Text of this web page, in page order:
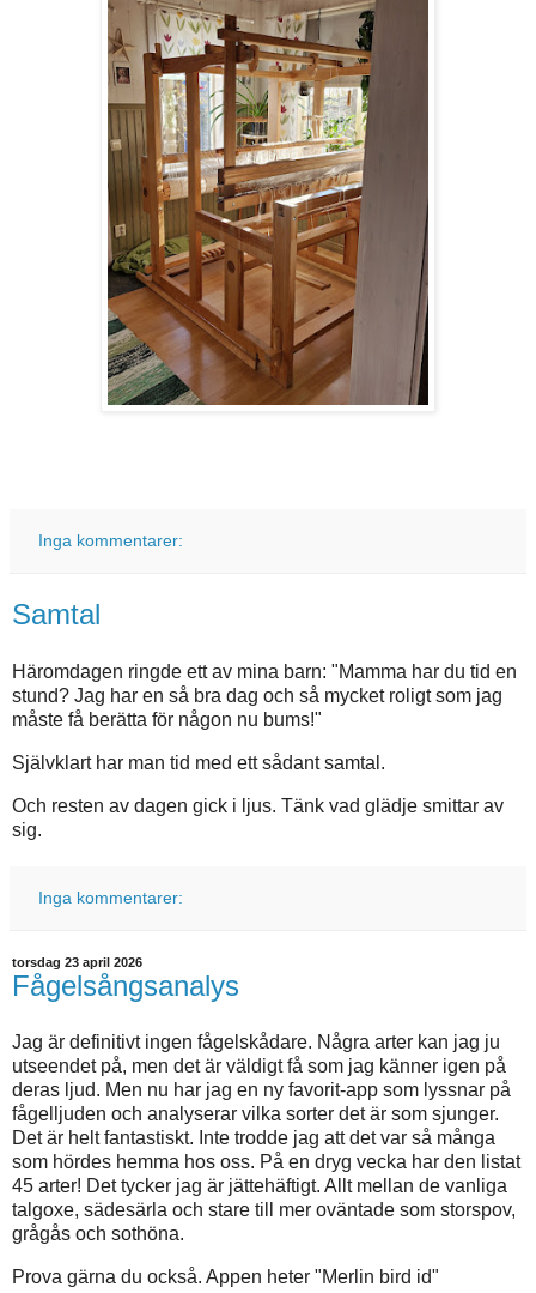
Inga kommentarer:
Samtal
Häromdagen ringde ett av mina barn: "Mamma har du tid en
stund? Jag har en så bra dag och så mycket roligt som jag
måste få berätta för någon nu bums!"
Självklart har man tid med ett sådant samtal.
Och resten av dagen gick i ljus. Tänk vad glädje smittar av
sig.
Inga kommentarer:
torsdag 23 april 2026
Fågelsångsanalys
Jag är definitivt ingen fågelskådare. Några arter kan jag ju
utseendet på, men det är väldigt få som jag känner igen på
deras ljud. Men nu har jag en ny favorit-app som lyssnar på
fågelljuden och analyserar vilka sorter det är som sjunger.
Det är helt fantastiskt. Inte trodde jag att det var så många
som hördes hemma hos oss. På en dryg vecka har den listat
45 arter! Det tycker jag är jättehäftigt. Allt mellan de vanliga
talgoxe, sädesärla och stare till mer oväntade som storspov,
grågås och sothöna.
Prova gärna du också. Appen heter "Merlin bird id"